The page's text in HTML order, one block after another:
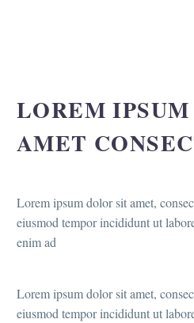
LOREM
AMET
Lorem ipsum dolor sit amet,
eiusmod tempor incididunt ut
enim ad
Lorem ipsum dolor sit amet,
eiusmod tempor incididunt ut